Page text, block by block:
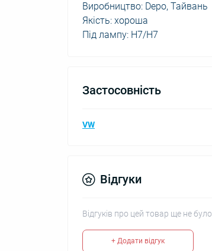
Виробництво: Depo, Тайвань
Якість: хороша
Під лампу: H7/H7
Застосовність
VW
Відгуки
Відгуків про цей товар ще не було.
+ Додати відгук